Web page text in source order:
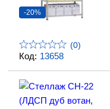
Код: 13658
-20%
(0)